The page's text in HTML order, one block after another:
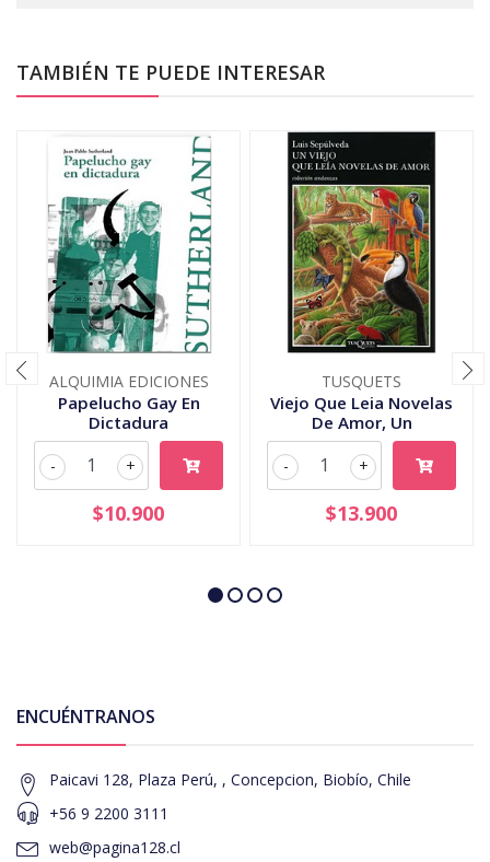
TAMBIÉN TE PUEDE INTERESAR
ALQUIMIA EDICIONES
Papelucho Gay En
Dictadura
+
-
$10.900
TUSQUETS
Viejo Que Leia Novelas
De Amor, Un
+
-
$13.900
ENCUÉNTRANOS
Paicavi 128, Plaza Perú, , Concepcion, Biobío, Chile
+56 9 2200 3111
web@pagina128.cl